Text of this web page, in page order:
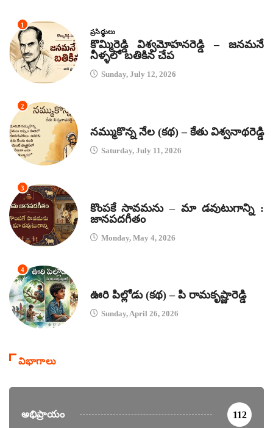
1
ప్రసిద్ధులు
కొమ్మిరెడ్డి విశ్వమోహనరెడ్డి – జనమనే
నీళ్ళలో బతికిన చేప
Sunday, July 12, 2026
2
నమ్ముకొన్న నేల (కథ) – కేతు విశ్వనాథరెడ్డి
Saturday, July 11, 2026
3
కొంపకే సావమను – మా డవుటుగాన్ని :
జానపదగీతం
Monday, May 4, 2026
4
ఊరి పిల్లోడు (కథ) – పి రామకృష్ణారెడ్డి
Sunday, April 26, 2026
విభాగాలు
అభిప్రాయం 112